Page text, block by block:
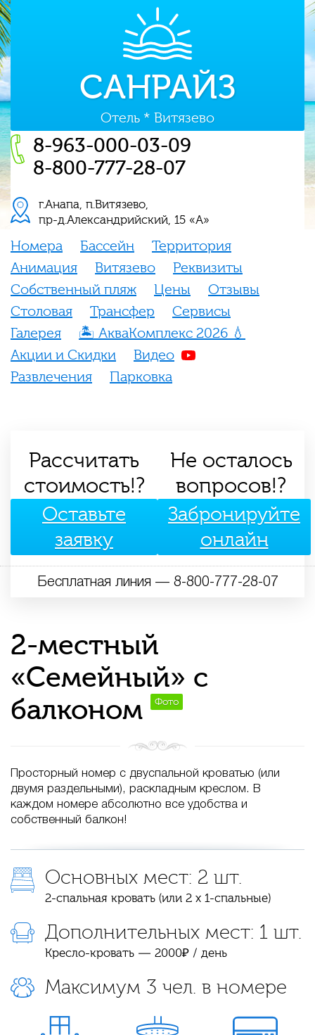
САНРАЙЗ
Отель * Витязево
8-963-000-03-09
8-800-777-28-07
г.Анапа, п.Витязево,
пр-д.Александрийский, 15 «А»
Номера Бассейн
Территория
Анимация
Витязево
Реквизиты
Собственный пляж
Цены
Отзывы
Столовая
Трансфер
Сервисы
Галерея
🏝️ АкваКомплекс 2026 💧️
Акции и Скидки
Видео
Развлечения
Парковка
Рассчитать
стоимость!?
Оставьте
заявку
Не осталось
вопросов!?
Забронируйте
онлайн
Бесплатная линия — 8-800-777-28-07
2-местный
«Семейный» с
балконом
Фото
Просторный номер с двуспальной кроватью (или
двумя раздельными), раскладным креслом. В
каждом номере абсолютно все удобства и
собственный балкон!
Основных мест: 2 шт.
2-спальная кровать (или 2 х 1-спальные)
Дополнительных мест: 1 шт.
Кресло-кровать — 2000₽ / день
Максимум 3 чел. в номере